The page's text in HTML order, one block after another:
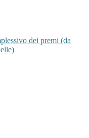
dei premi (da